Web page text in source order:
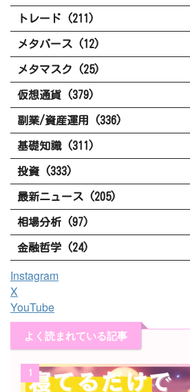
トレード (211)
メタバース (12)
メタマスク (25)
仮想通貨 (379)
副業/資産運用 (336)
基礎知識 (311)
投資 (333)
最新ニュース (205)
相場分析 (97)
金融哲学 (24)
Instagram
X
YouTube
よく読まれている記事
1